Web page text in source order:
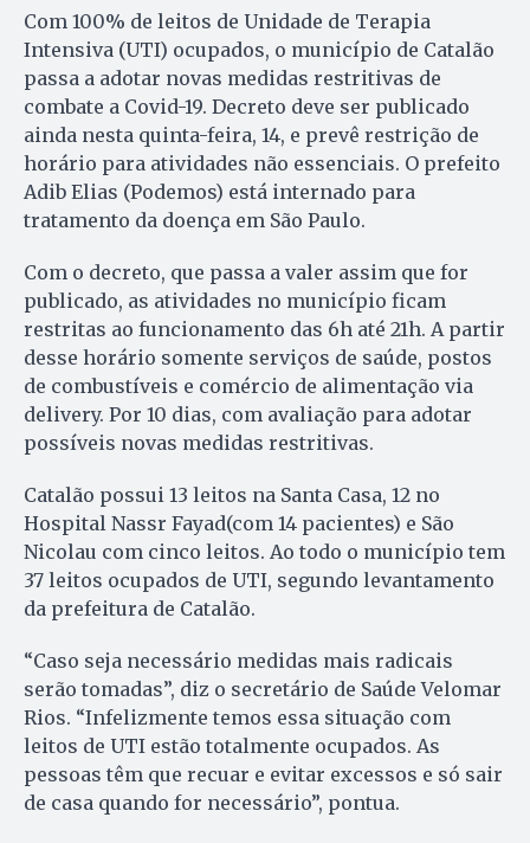
Com 100% de leitos de Unidade de Terapia
Intensiva (UTI) ocupados, o município de Catalão
passa a adotar novas medidas restritivas de
combate a Covid-19. Decreto deve ser publicado
ainda nesta quinta-feira, 14, e prevê restrição de
horário para atividades não essenciais. O prefeito
Adib Elias (Podemos) está internado para
tratamento da doença em São Paulo.
Com o decreto, que passa a valer assim que for
publicado, as atividades no município ficam
restritas ao funcionamento das 6h até 21h. A partir
desse horário somente serviços de saúde, postos
de combustíveis e comércio de alimentação via
delivery. Por 10 dias, com avaliação para adotar
possíveis novas medidas restritivas.
Catalão possui 13 leitos na Santa Casa, 12 no
Hospital Nassr Fayad(com 14 pacientes) e São
Nicolau com cinco leitos. Ao todo o município tem
37 leitos ocupados de UTI, segundo levantamento
da prefeitura de Catalão.
“Caso seja necessário medidas mais radicais
serão tomadas”, diz o secretário de Saúde Velomar
Rios. “Infelizmente temos essa situação com
leitos de UTI estão totalmente ocupados. As
pessoas têm que recuar e evitar excessos e só sair
de casa quando for necessário”, pontua.